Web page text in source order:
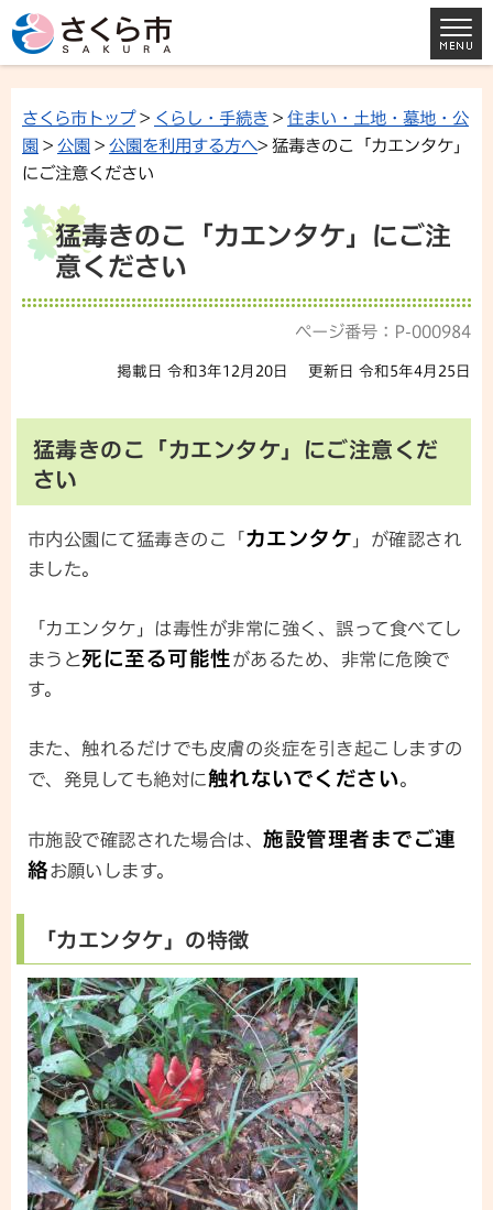
さくら市トップ> くらし・手続き > 住まい・土地・墓地・公
園 > 公園 > 公園を利用する方へ> 猛毒きのこ「カエンタケ」
にご注意ください
猛毒きのこ「カエンタケ」にご注
意ください
ページ番号：P-000984
掲載日 令和3年12月20日 更新日 令和5年4月25日
猛毒きのこ「カエンタケ」にご注意くだ
さい
市内公園にて猛毒きのこ「カエンタケ 」が確認され
ました。
「カエンタケ」は毒性が非常に強く、誤って食べてし
まうと死に至る可能性があるため、非常に危険で
す。
また、触れるだけでも皮膚の炎症を引き起こしますの
で、発見しても絶対に触れないでください。
市施設で確認された場合は、施設管理者までご連
絡お願いします。
「カエンタケ」の特徴